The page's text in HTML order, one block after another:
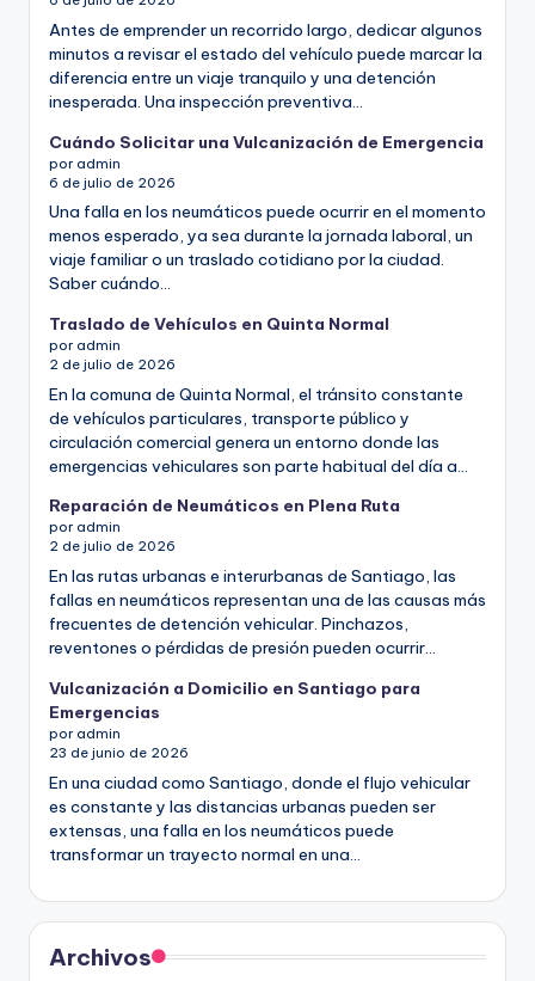
Antes de emprender un recorrido largo, dedicar algunos
minutos a revisar el estado del vehículo puede marcar la
diferencia entre un viaje tranquilo y una detención
inesperada. Una inspección preventiva…
Cuándo Solicitar una Vulcanización de Emergencia
por admin
6 de julio de 2026
Una falla en los neumáticos puede ocurrir en el momento
menos esperado, ya sea durante la jornada laboral, un
viaje familiar o un traslado cotidiano por la ciudad.
Saber cuándo…
Traslado de Vehículos en Quinta Normal
por admin
2 de julio de 2026
En la comuna de Quinta Normal, el tránsito constante
de vehículos particulares, transporte público y
circulación comercial genera un entorno donde las
emergencias vehiculares son parte habitual del día a…
Reparación de Neumáticos en Plena Ruta
por admin
2 de julio de 2026
En las rutas urbanas e interurbanas de Santiago, las
fallas en neumáticos representan una de las causas más
frecuentes de detención vehicular. Pinchazos,
reventones o pérdidas de presión pueden ocurrir…
Vulcanización a Domicilio en Santiago para
Emergencias
por admin
23 de junio de 2026
En una ciudad como Santiago, donde el flujo vehicular
es constante y las distancias urbanas pueden ser
extensas, una falla en los neumáticos puede
transformar un trayecto normal en una…
Archivos